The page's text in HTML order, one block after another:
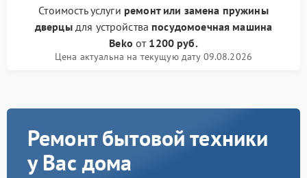
Стоимость услуги ремонт или замена пружины
дверцыдля устройства посудомоечная машина
Beko от 1200 руб.
Цена актуальна на текущую дату 09.08.2026
Ремонт бытовой техники
у Вас дома